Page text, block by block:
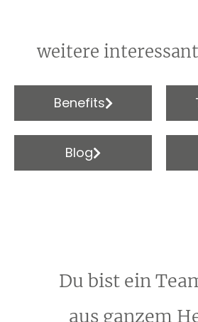
weitere
Benefits
Blog
Du bist ein
aus ganzem